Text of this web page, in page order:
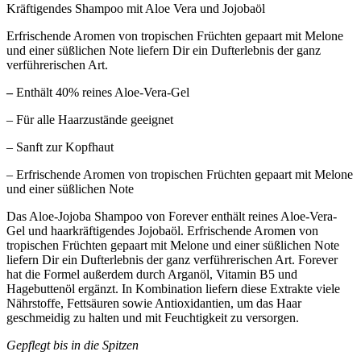
Kräftigendes Shampoo mit Aloe Vera und Jojobaöl
Erfrischende Aromen von tropischen Früchten gepaart mit Melone
und einer süßlichen Note liefern Dir ein Dufterlebnis der ganz
verführerischen Art.
–Enthält 40% reines Aloe-Vera-Gel
– Für alle Haarzustände geeignet
– Sanft zur Kopfhaut
– Erfrischende Aromen von tropischen Früchten gepaart mit Melone
und einer süßlichen Note
Das Aloe-Jojoba Shampoo von Forever enthält reines Aloe-Vera-
Gel und haarkräftigendes Jojobaöl. Erfrischende Aromen von
tropischen Früchten gepaart mit Melone und einer süßlichen Note
liefern Dir ein Dufterlebnis der ganz verführerischen Art. Forever
hat die Formel außerdem durch Arganöl, Vitamin B5 und
Hagebuttenöl ergänzt. In Kombination liefern diese Extrakte viele
Nährstoffe, Fettsäuren sowie Antioxidantien, um das Haar
geschmeidig zu halten und mit Feuchtigkeit zu versorgen.
Gepflegt bis in die Spitzen